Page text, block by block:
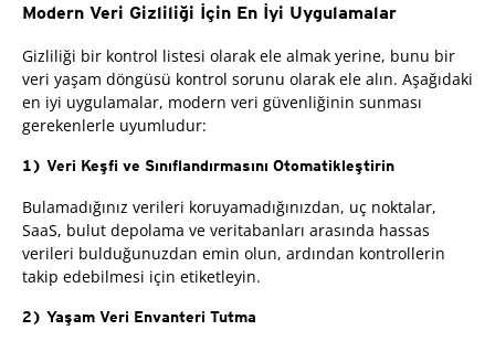
Modern Veri Gizliliği İçin En İyi Uygulamalar
Gizliliği bir kontrol listesi olarak ele almak yerine, bunu bir
veri yaşam döngüsü kontrol sorunu olarak ele alın. Aşağıdaki
en iyi uygulamalar, modern veri güvenliğinin sunması
gerekenlerle uyumludur:
1) Veri Keşfi ve Sınıflandırmasını Otomatikleştirin
Bulamadığınız verileri koruyamadığınızdan, uç noktalar,
SaaS, bulut depolama ve veritabanları arasında hassas
verileri bulduğunuzdan emin olun, ardından kontrollerin
takip edebilmesi için etiketleyin.
2) Yaşam Veri Envanteri Tutma